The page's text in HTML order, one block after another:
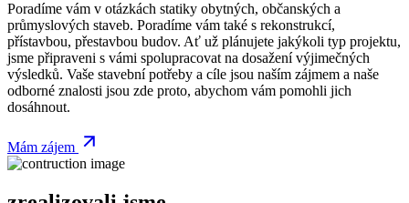
Poradíme vám v otázkách statiky obytných, občanských a
průmyslových staveb. Poradíme vám také s rekonstrukcí,
přístavbou, přestavbou budov. Ať už plánujete jakýkoli typ projektu,
jsme připraveni s vámi spolupracovat na dosažení výjimečných
výsledků. Vaše stavební potřeby a cíle jsou naším zájmem a naše
odborné znalosti jsou zde proto, abychom vám pomohli jich
dosáhnout.
Mám zájem